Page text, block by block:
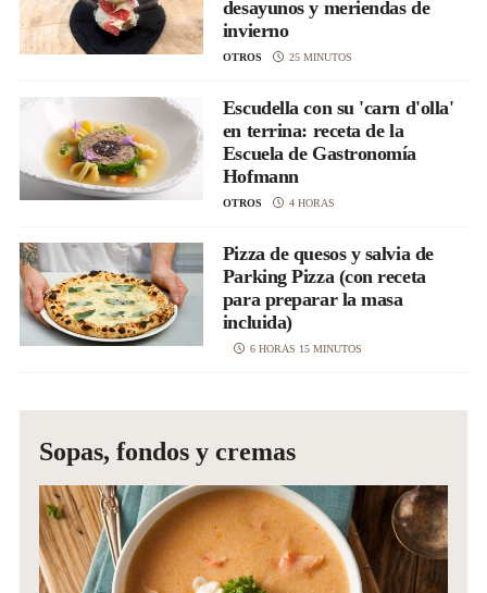
desayunos y meriendas de
invierno
OTROS 25 MINUTOS
Escudella con su 'carn d'olla'
en terrina: receta de la
Escuela de Gastronomía
Hofmann
OTROS 4 HORAS
Pizza de quesos y salvia de
Parking Pizza (con receta
para preparar la masa
incluida)
6 HORAS 15 MINUTOS
Sopas, fondos y cremas